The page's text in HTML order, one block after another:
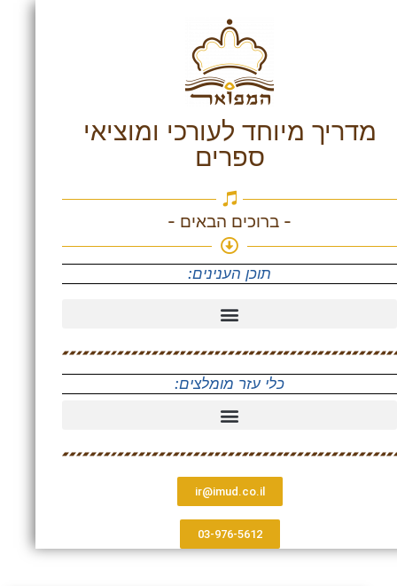
מדריך מיוחד לעורכי ומוציאי
ספרים
- ברוכים הבאים -
תוכן הענינים:
כלי עזר מומלצים:
ir@imud.co.il
03-976-5612